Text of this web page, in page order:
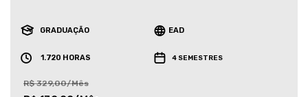
GRADUAÇÃO EAD
1.720 HORAS 4 SEMESTRES
R$ 329,00/Mês